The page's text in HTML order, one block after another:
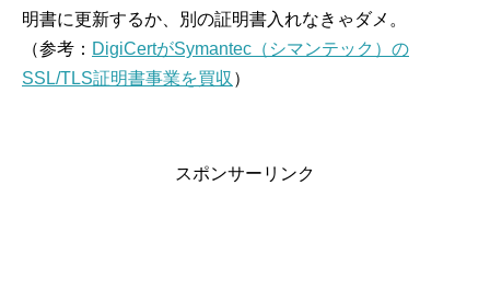
明書に更新するか、別の証明書入れなきゃダメ。
（参考： DigiCertがSymantec（シマンテック）の
SSL/TLS証明書事業を買収 ）
スポンサーリンク